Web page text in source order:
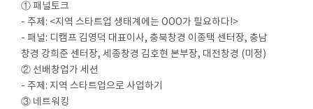
① 패널토크
- 주제: <지역 스타트업 생태계에는 OOO가 필요하다!>
- 패널: 디캠프 김영덕 대표이사, 충북창경 이종택 센터장, 충남
창경 강희준 센터장, 세종창경 김호현 본부장, 대전창경 (미정)
② 선배창업가 세션
- 주제: 지역 스타트업으로 사업하기
③ 네트워킹